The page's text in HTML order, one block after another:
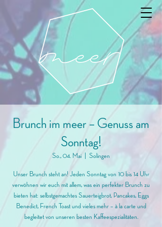
Brunch im meer – Genuss am
Sonntag!
So., 04. Mai Solingen
Unser Brunch steht an! Jeden Sonntag von 10 bis 14 Uhr
verwöhnen wir euch mit allem, was ein perfekter Brunch zu
bieten hat: selbstgemachtes Sauerteigbrot, Pancakes, Eggs
Benedict, French Toast und vieles mehr – à la carte und
begleitet von unseren besten Kaffeespezialitäten.